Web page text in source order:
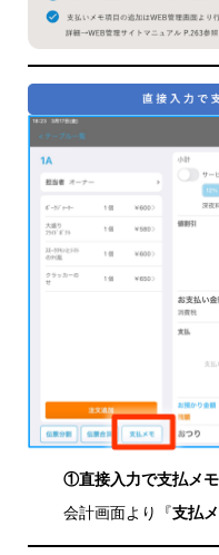
①直接入力で支払メ
会計画面より『支払